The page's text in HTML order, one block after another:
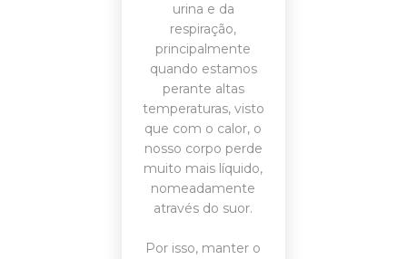
urina e da
respiração,
principalmente
quando estamos
perante altas
temperaturas, visto
que com o calor, o
nosso corpo perde
muito mais líquido,
nomeadamente
através do suor.
Por isso, manter o